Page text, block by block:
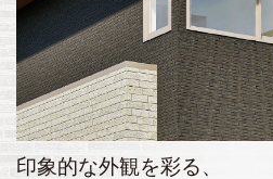
印象的な外観を彩る、